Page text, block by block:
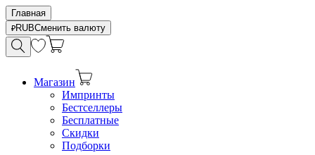
Главная
RUBСменить валюту
Магазин
Импринты
Бестселлеры
Бесплатные
Скидки
Подборки